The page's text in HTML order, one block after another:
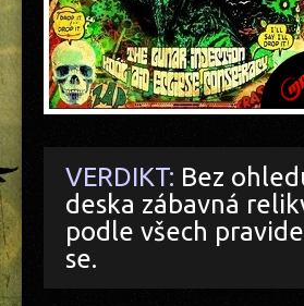
VERDIKT: Bez
deska zábavná
podle všech
se.